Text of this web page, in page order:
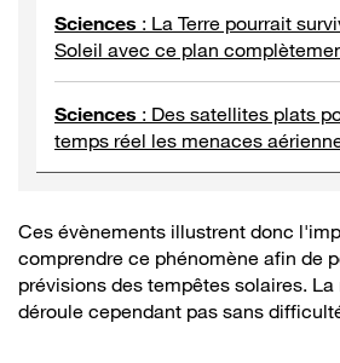
Sciences : La Terre pourrait
Soleil avec ce plan
Sciences : Des satellites plats
temps réel les menaces
l'espace
Ces évènements illustrent donc
comprendre ce phénomène afin de
prévisions des tempêtes solaires.
déroule cependant pas sans